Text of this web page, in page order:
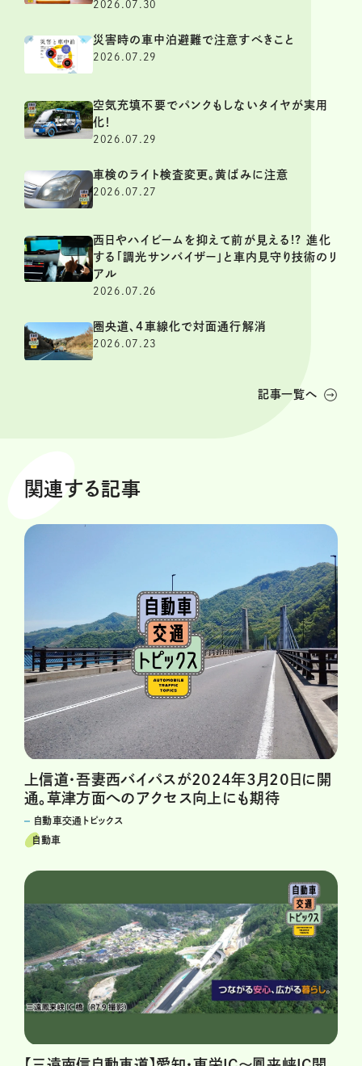
2026.07.30
災害時の車中泊避難で注意すべきこと
2026.07.29
空気充填不要でパンクもしないタイヤが実用
化！
2026.07.29
車検のライト検査変更。黄ばみに注意
2026.07.27
西日やハイビームを抑えて前が見える!? 進化
する「調光サンバイザー」と車内見守り技術のリ
アル
2026.07.26
圏央道、4車線化で対面通行解消
2026.07.23
記事一覧へ
関連する記事
上信道・吾妻西バイパスが2024年3月20日に開
通。草津方面へのアクセス向上にも期待
自動車交通トピックス
自動車